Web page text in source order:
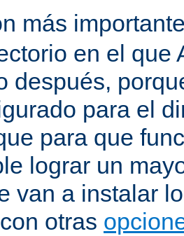
más
en el que
después,
para el
para que
lograr un
van a instalar
otras